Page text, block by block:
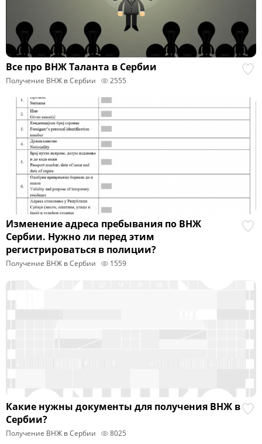
Все про ВНЖ Таланта в Сербии
Получение ВНЖ в Сербии 2555
Изменение адреса пребывания по ВНЖ
Сербии. Нужно ли перед этим
регистрироваться в полиции?
Получение ВНЖ в Сербии 1559
Какие нужны документы для получения ВНЖ в
Сербии?
Получение ВНЖ в Сербии 8025